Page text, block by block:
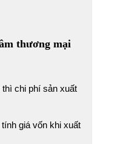
thương mại
chi phí sản xuất
giá vốn khi xuất